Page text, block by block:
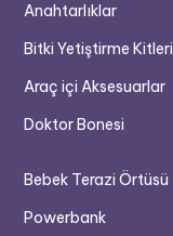
Anahtarlıklar
Bitki Yetiştirme Kitleri
Araç içi Aksesuarlar
Doktor Bonesi
Bebek Terazi Örtüsü
Powerbank